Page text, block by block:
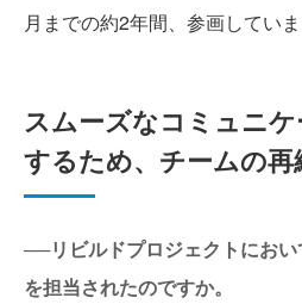
月までの約2年間、参画していま
スムーズなコミュニ
するため、チームの再
──リビルドプロジェクトにお
を担当されたのですか。